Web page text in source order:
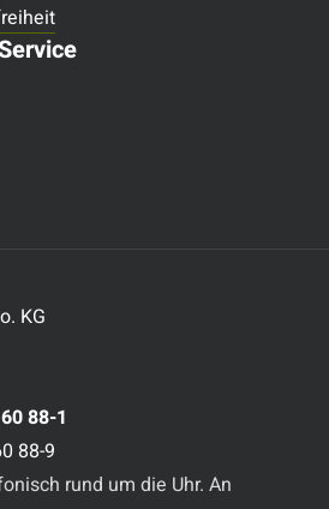
KG
88-1
88-9
rund um die Uhr. An